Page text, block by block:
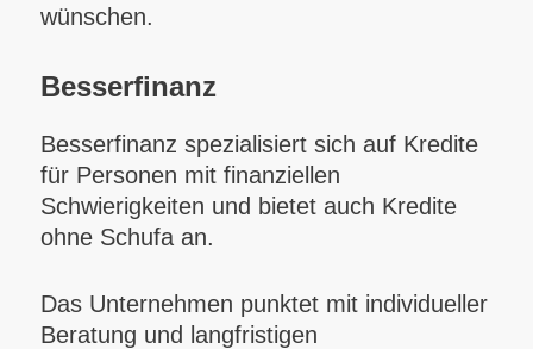
wünschen.
Besserfinanz
Besserfinanz spezialisiert sich auf Kredite
für Personen mit finanziellen
Schwierigkeiten und bietet auch Kredite
ohne Schufa an.
Das Unternehmen punktet mit individueller
Beratung und langfristigen